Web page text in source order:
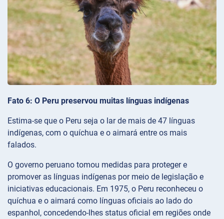
Fato 6: O Peru preservou muitas línguas indígenas
Estima-se que o Peru seja o lar de mais de 47 línguas
indígenas, com o quíchua e o aimará entre os mais
falados.
O governo peruano tomou medidas para proteger e
promover as línguas indígenas por meio de legislação e
iniciativas educacionais. Em 1975, o Peru reconheceu o
quíchua e o aimará como línguas oficiais ao lado do
espanhol, concedendo-lhes status oficial em regiões onde